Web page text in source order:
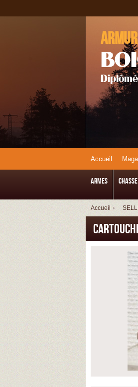
Accueil
ARMES CHASSE
Accueil